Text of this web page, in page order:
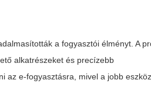
a fogyasztói élményt. A
alkatrészeket és precízebb
az e-fogyasztásra, mivel a jobb